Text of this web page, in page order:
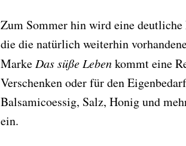
Zum Sommer hin wird eine
die die natürlich weiterhin
Marke Das süße Lebenkommt eine
Verschenken oder für den
Balsamicoessig, Salz, Honig und
ein.